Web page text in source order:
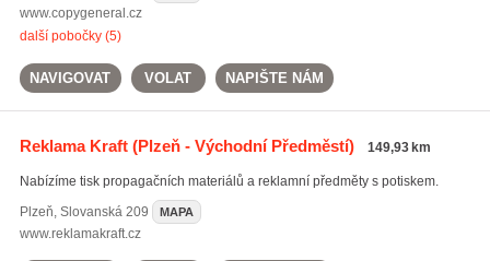
www.copygeneral.cz
další pobočky (5)
NAVIGOVAT VOLAT NAPIŠTE NÁM
Reklama Kraft(Plzeň - Východní Předměstí) 149,93 km
Nabízíme tisk propagačních materiálů a reklamní předměty s potiskem.
Plzeň, Slovanská 209 MAPA
www.reklamakraft.cz